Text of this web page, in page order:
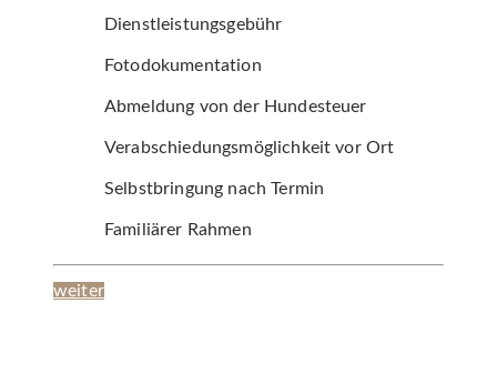
Dienstleistungsgebühr
Fotodokumentation
Abmeldung von der Hundesteuer
Verabschiedungsmöglichkeit vor Ort
Selbstbringung nach Termin
Familiärer Rahmen
weiter